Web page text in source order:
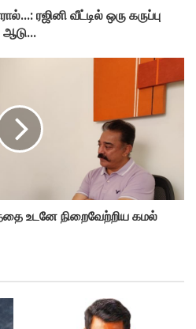
ரஜினி வீட்டில் ஒரு கருப்பு
ஆடு...
உடனே நிறைவேற்றிய கமல்